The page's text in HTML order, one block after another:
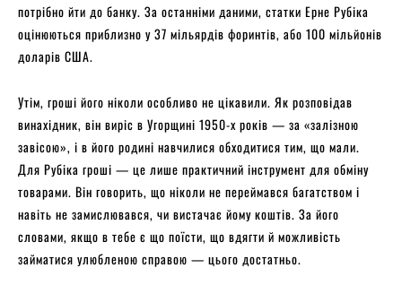
потрібно йти до банку. За останніми даними, статки Ерне Рубіка
оцінюються приблизно у 37 мільярдів форинтів, або 100 мільйонів
доларів США.
Утім, гроші його ніколи особливо не цікавили. Як розповідав
винахідник, він виріс в Угорщині 1950-х років — за «залізною
завісою», і в його родині навчилися обходитися тим, що мали.
Для Рубіка гроші — це лише практичний інструмент для обміну
товарами. Він говорить, що ніколи не переймався багатством і
навіть не замислювався, чи вистачає йому коштів. За його
словами, якщо в тебе є що поїсти, що вдягти й можливість
займатися улюбленою справою — цього достатньо.